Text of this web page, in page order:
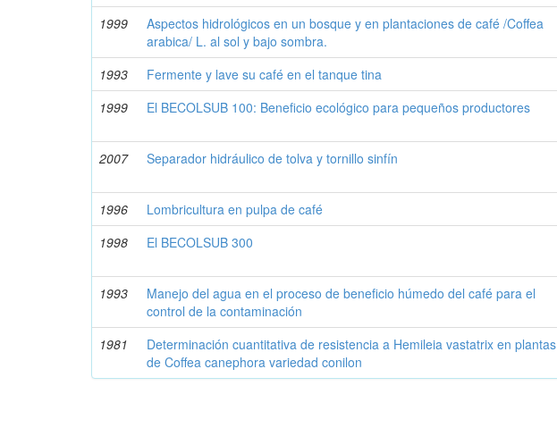
1999
Aspectos hidrológicos en un bosque y en plantaciones de café /Coffea
arabica/ L. al sol y bajo sombra.
1993 Fermente y lave su café en el tanque tina
1999
El BECOLSUB 100: Beneficio ecológico para pequeños productores
2007
Separador hidráulico de tolva y tornillo sinfín
1996
Lombricultura en pulpa de café
1998
El BECOLSUB 300
1993
Manejo del agua en el proceso de beneficio húmedo del café para el
control de la contaminación
1981
Determinación cuantitativa de resistencia a Hemileia vastatrix en plantas
de Coffea canephora variedad conilon